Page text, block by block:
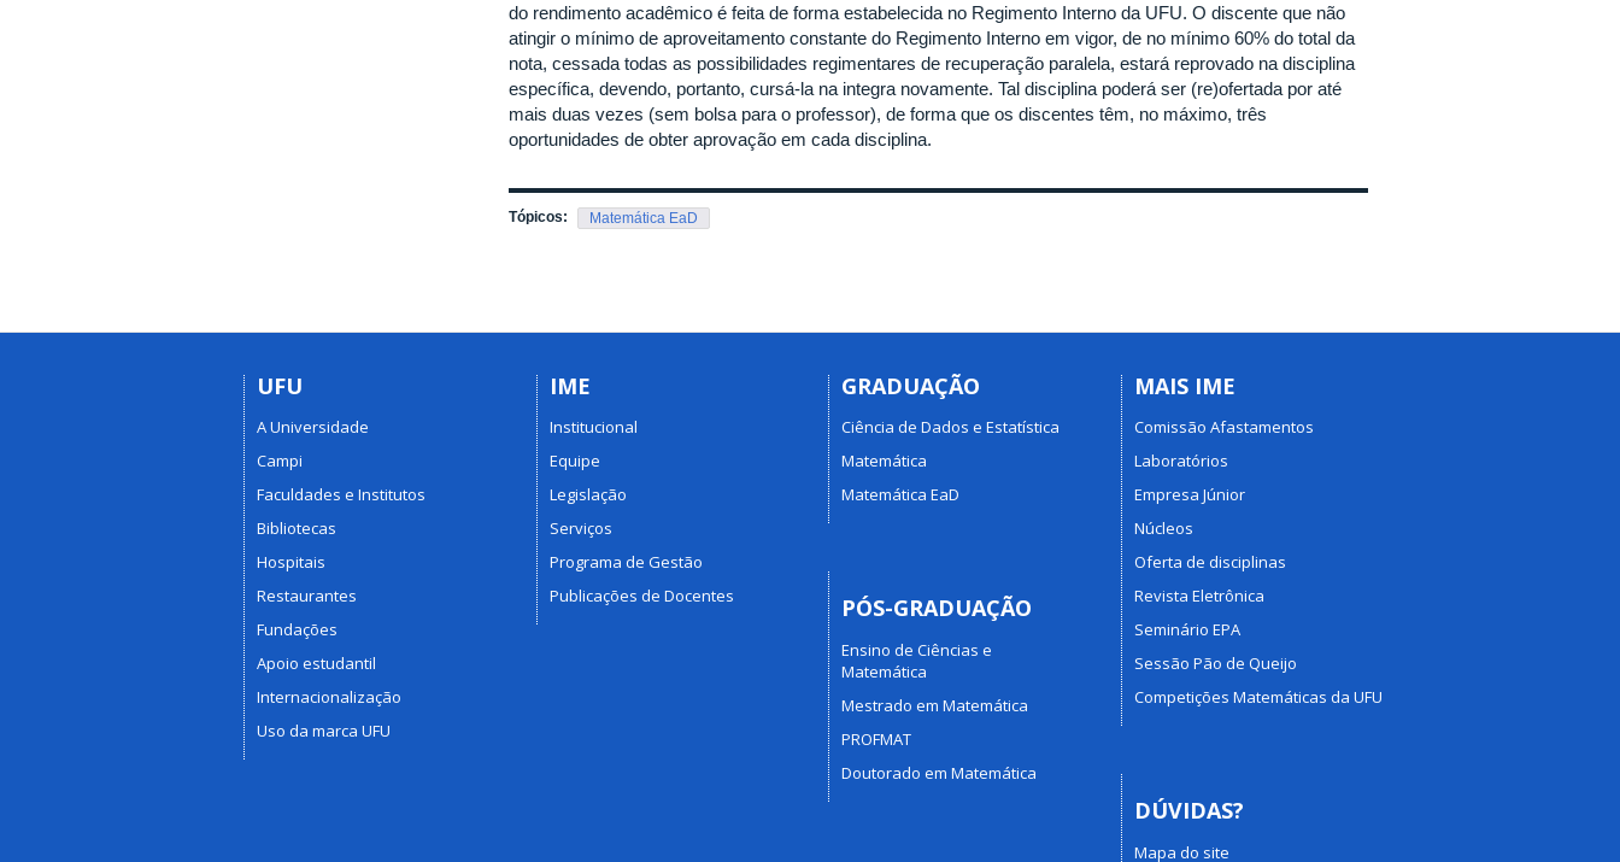
do rendimento acadêmico é feita de forma estabelecida no Regimento Interno da UFU. O discente que não
atingir o mínimo de aproveitamento constante do Regimento Interno em vigor, de no mínimo 60% do total da
nota, cessada todas as possibilidades regimentares de recuperação paralela, estará reprovado na disciplina
específica, devendo, portanto, cursá-la na integra novamente. Tal disciplina poderá ser (re)ofertada por até
mais duas vezes (sem bolsa para o professor), de forma que os discentes têm, no máximo, três
oportunidades de obter aprovação em cada disciplina.
Tópicos: Matemática EaD
UFU
A Universidade
Campi
Faculdades e Institutos
Bibliotecas
Hospitais
Restaurantes
Fundações
Apoio estudantil
Internacionalização
Uso da marca UFU
IME
Institucional
Equipe
Legislação
Serviços
Programa de Gestão
Publicações de Docentes
GRADUAÇÃO
Ciência de Dados e Estatística
Matemática
Matemática EaD
PÓS-GRADUAÇÃO
Ensino de Ciências e
Matemática
Mestrado em Matemática
PROFMAT
Doutorado em Matemática
MAIS IME
Comissão Afastamentos
Laboratórios
Empresa Júnior
Núcleos
Oferta de disciplinas
Revista Eletrônica
Seminário EPA
Sessão Pão de Queijo
Competições Matemáticas da UFU
DÚVIDAS?
Mapa do site